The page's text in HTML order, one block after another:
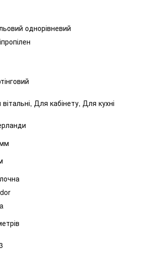
однорівневий
Для кабінету, Для кухні